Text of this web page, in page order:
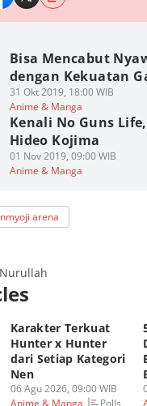
Bisa Mencabut
dengan Kekuatan
31 Okt 2019, 18:00 WIB
Anime & Manga
Kenali No Guns
Hideo Kojima
01 Nov 2019, 09:00 WIB
Anime & Manga
arena
Karakter Terkuat
Hunter x Hunter
dari Setiap Kategori
Nen
06 Agu 2026, 09:00 WIB
Anime & Manga
Polls